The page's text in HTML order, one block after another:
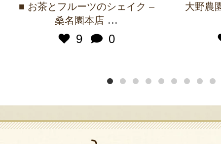
■ お茶とフルーツのシェイク –
桑名園本店 ...
9
0
大野農